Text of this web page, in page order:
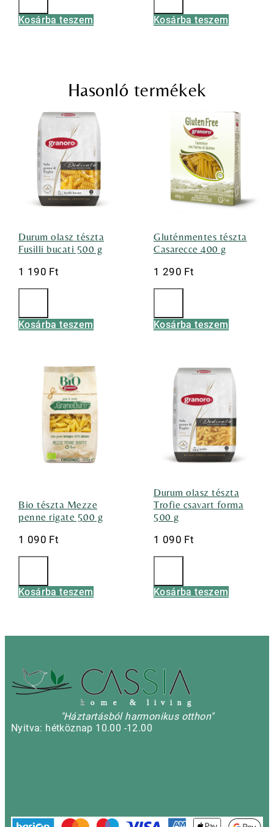
Kosárba teszem Kosárba teszem
Hasonló termékek
Durum olasz tészta
Fusilli bucati 500 g
1 190 Ft
Kosárba teszem
Gluténmentes tészta
Casarecce 400 g
1 290 Ft
Kosárba teszem
Bio tészta Mezze
penne rigate 500 g
1 090 Ft
Kosárba teszem
Durum olasz tészta
Trofie csavart forma
500 g
1 090 Ft
Kosárba teszem
h o m e & l i v i n g
"Háztartásból harmonikus otthon"
Nyitva: hétköznap 10.00 -12.00